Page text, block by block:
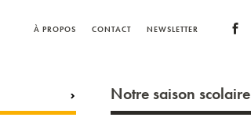
À PROPOS CONTACT NEWSLETTER
Notre saison scolaire